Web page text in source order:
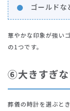
ゴールドな
華やかな印象が強い
の1つです。
⑥大きすぎ
葬儀の時計を選ぶとき